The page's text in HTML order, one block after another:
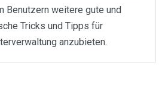
Benutzern weitere gute und
Tricks und Tipps für
anzubieten.